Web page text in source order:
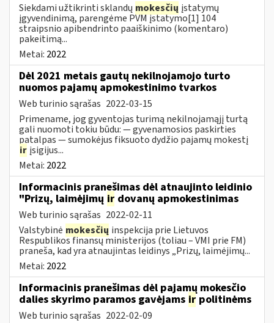
Siekdami užtikrinti sklandų mokesčių įstatymų
įgyvendinimą, parengėme PVM įstatymo[1] 104
straipsnio apibendrinto paaiškinimo (komentaro)
pakeitimą...
Metai: 2022
Dėl 2021 metais gautų nekilnojamojo turto
nuomos pajamų apmokestinimo tvarkos
Web turinio sąrašas 2022-03-15
Primename, jog gyventojas turimą nekilnojamąjį turtą
gali nuomoti tokiu būdu: — gyvenamosios paskirties
patalpas — sumokėjus fiksuoto dydžio pajamų mokestį
ir įsigijus...
Metai: 2022
Informacinis pranešimas dėl atnaujinto leidinio
"Prizų, laimėjimų ir dovanų apmokestinimas
Web turinio sąrašas 2022-02-11
Valstybinė mokesčių inspekcija prie Lietuvos
Respublikos finansų ministerijos (toliau – VMI prie FM)
praneša, kad yra atnaujintas leidinys „Prizų, laimėjimų...
Metai: 2022
Informacinis pranešimas dėl pajamų mokesčio
dalies skyrimo paramos gavėjams ir politinėms
Web turinio sąrašas 2022-02-09